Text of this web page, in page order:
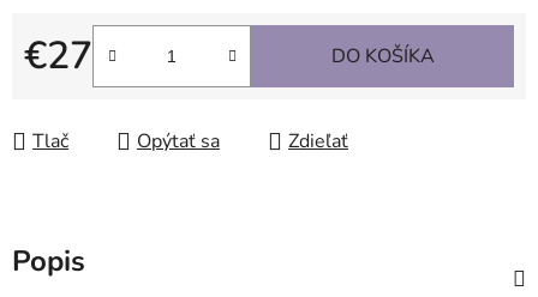
€27
Jednotková cena:
DO KOŠÍKA
Tlač Opýtať sa Zdieľať
Popis